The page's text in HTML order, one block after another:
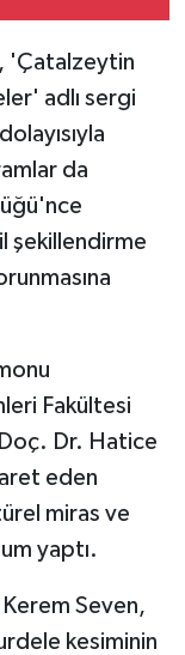
'Çatalzeytin
adlı sergi
da
şekillendirme
Fakültesi
Dr. Hatice
eden
miras ve
yaptı.
Kerem Seven,
kesiminin